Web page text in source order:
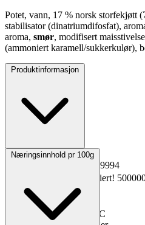
Potet, vann, 17 % norsk storfekjøtt
stabilisator (dinatriumdifosfat),
aroma, smør, modifisert
(ammoniert karamell/sukkerkulør),
Produktinformasjon
Opprinnelsesland Norge
5619994
Kopiert!
GTIN
Kopiert!
Vekt pakning
2x2,5 kg
Oppbevaring -30 til -18°C
Næringsinnhold pr 100g